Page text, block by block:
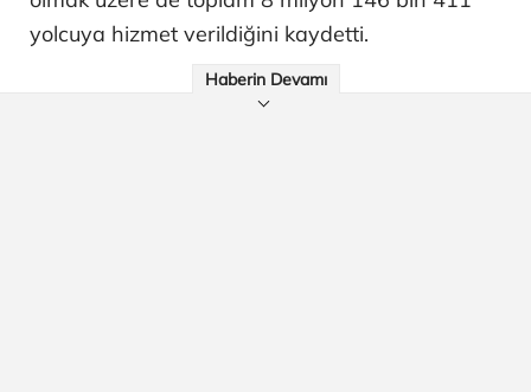
yolcuya hizmet verildiğini kaydetti.
Haberin Devamı